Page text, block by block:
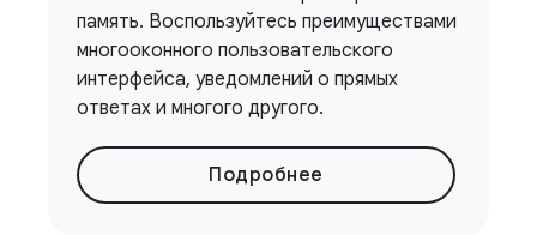
память. Воспользуйтесь преимуществами
многооконного пользовательского
интерфейса, уведомлений о прямых
ответах и ​​многого другого.
Подробнее